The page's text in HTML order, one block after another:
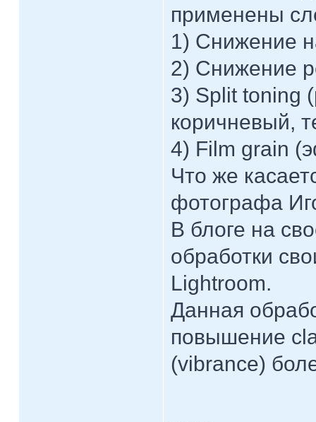
применены
1) Снижение
2) Снижение
3) Split toning
коричневый,
4) Film grain
Что же
фотографа
В блоге на
обработки
Lightroom.
Данная
повышение
(vibrance)